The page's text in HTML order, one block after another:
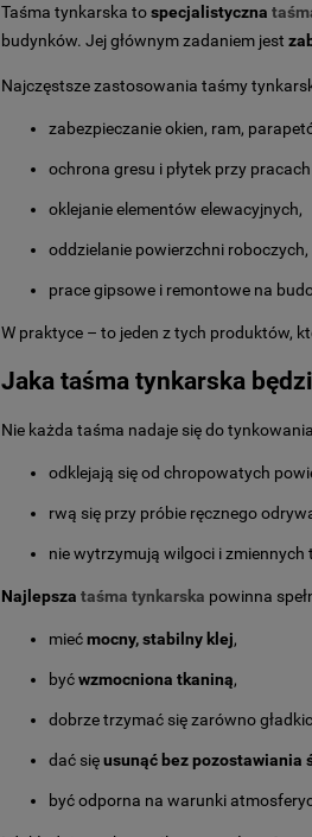
Taśma tynkarska tospecjalistyczna
budynków. Jej głównym zadaniem jest
Najczęstsze zastosowania taśmy
zabezpieczanie okien, ram,
ochrona gresu i płytek przy
oklejanie elementów elewacyjnych,
oddzielanie powierzchni roboczych,
prace gipsowe i remontowe na
W praktyce – to jeden z tych produktów,
Jaka taśma tynkarska
Nie każda taśma nadaje się do
odklejają się od chropowatych
rwą się przy próbie ręcznego
nie wytrzymują wilgoci i zmiennych
Najlepsza taśma tynkarska powinna
miećmocny, stabilny klej,
byćwzmocniona tkaniną,
dobrze trzymać się zarówno
dać sięusunąć bez pozostawiania
być odporna na warunki